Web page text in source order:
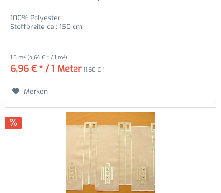
100% Polyester
Stoffbreite ca.: 150 cm
1.5 m² (4,64 € * / 1 m²)
6,96 € * / 1 Meter 11,60 € *
Merken